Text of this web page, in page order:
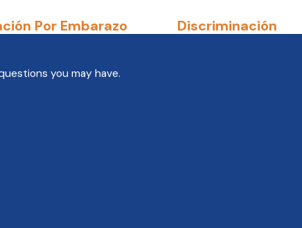
Por Embarazo Discriminación
you may have.